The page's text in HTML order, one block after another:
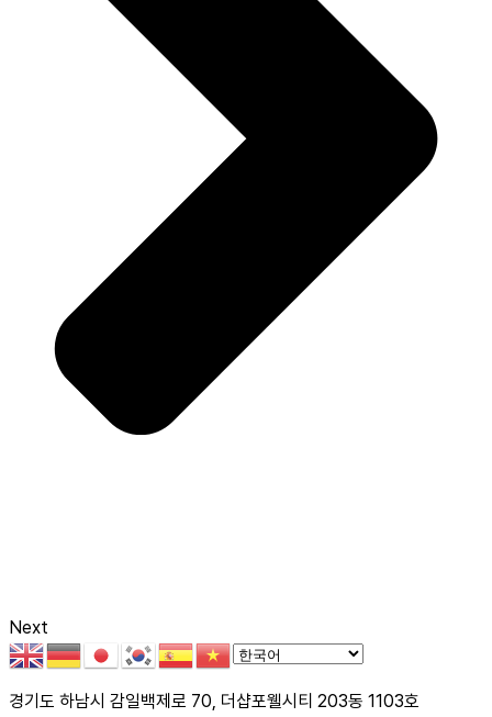
Next
경기도 하남시 감일백제로 70, 더샵포웰시티 203동 1103호